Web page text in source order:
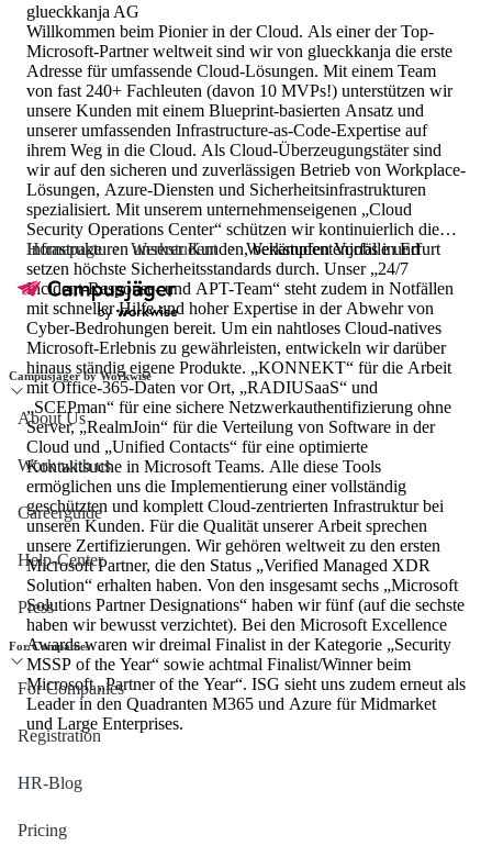
glueckkanja AG
Willkommen beim Pionier in der Cloud. Als einer der Top-
Microsoft-Partner weltweit sind wir von glueckkanja die erste
Adresse für umfassende Cloud-Lösungen. Mit einem Team
von fast 240+ Fachleuten (davon 10 MVPs!) unterstützen wir
unsere Kunden mit einem Blueprint-basierten Ansatz und
unserer umfassenden Infrastructure-as-Code-Expertise auf
ihrem Weg in die Cloud. Als Cloud-Überzeugungstäter sind
wir auf den sicheren und zuverlässigen Betrieb von Workplace-
Lösungen, Azure-Diensten und Sicherheitsinfrastrukturen
spezialisiert. Mit unserem unternehmenseigenen „Cloud
Security Operations Center“ schützen wir kontinuierlich die
Infrastrukturen unserer Kunden, bekämpfen Vorfälle und
setzen höchste Sicherheitsstandards durch. Unser „24/7
Incident-Response- und APT-Team“ steht zudem in Notfällen
mit schneller Hilfe und hoher Expertise in der Abwehr von
Cyber-Bedrohungen bereit. Um ein nahtloses Cloud-natives
Microsoft-Erlebnis zu gewährleisten, entwickeln wir darüber
hinaus ständig eigene Produkte. „KONNEKT“ für die Arbeit
mit Office-365-Daten vor Ort, „RADIUSaaS“ und
„SCEPman“ für eine sichere Netzwerkauthentifizierung ohne
Server, „RealmJoin“ für die Verteilung von Software in der
Cloud und „Unified Contacts“ für eine optimierte
Kontaktsuche in Microsoft Teams. Alle diese Tools
ermöglichen uns die Implementierung einer vollständig
geschützten und komplett Cloud-zentrierten Infrastruktur bei
unseren Kunden. Für die Qualität unserer Arbeit sprechen
unsere Zertifizierungen. Wir gehören weltweit zu den ersten
Microsoft Partner, die den Status „Verified Managed XDR
Solution“ erhalten haben. Von den insgesamt sechs „Microsoft
Solutions Partner Designations“ haben wir fünf (auf die sechste
haben wir bewusst verzichtet). Bei den Microsoft Excellence
Awards waren wir dreimal Finalist in der Kategorie „Security
MSSP of the Year“ sowie achtmal Finalist/Winner beim
Microsoft „Partner of the Year“. ISG sieht uns zudem erneut als
Leader in den Quadranten M365 und Azure für Midmarket
und Large Enterprises.
Homepage Werkstudent Werkstudentenjobs in Erfurt
Campusjäger by Workwise
About Us
Work with us
Careerguide
Help-Center
Press
For Companies
For Companies
Registration
HR-Blog
Pricing